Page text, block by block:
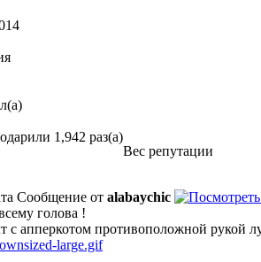
1,942 раз(а)
Вес репутации
Сообщение от alabaychic
голова !
с апперкотом противоположной рукой
large.gif